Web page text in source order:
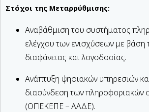
Στόχοι της Μεταρρύθμισης:
Αναβάθμιση του συστήματος
ελέγχου των ενισχύσεων με
διαφάνειας και λογοδοσίας.
Ανάπτυξη ψηφιακών υπηρεσιών
διασύνδεση των πληροφοριακών
(ΟΠΕΚΕΠΕ – ΑΑΔΕ).